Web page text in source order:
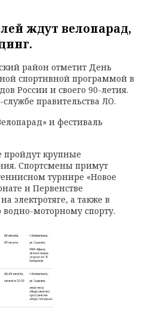
ждут велопарад,
район отметит День
спортивной программой в
России и своего 90-летия.
правительства ЛО.
и фестиваль
пройдут крупные
Спортсмены примут
турнире «Новое
и Первенстве
электротяге, а также в
моторному спорту.